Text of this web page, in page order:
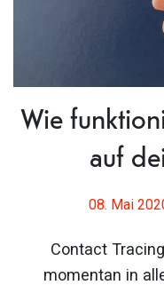
Wie
auf
08. Mai
Contact
momentan in